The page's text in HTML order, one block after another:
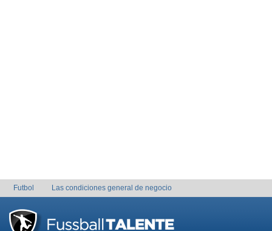
Futbol Las condiciones general de negocio